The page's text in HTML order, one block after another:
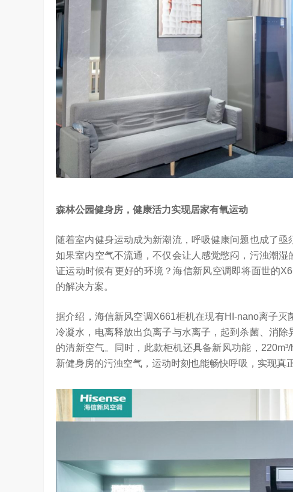
森林公园健身房，健康活力实现居家有氧运动
随着室内健身运动成为新潮流，呼吸健康问题也成了
如果室内空气不流通，不仅会让人感觉憋闷，污浊潮
证运动时候有更好的环境？海信新风空调即将面世的
的解决方案。
据介绍，海信新风空调X661柜机在现有HI-nano离子
冷凝水，电离释放出负离子与水离子，起到杀菌、消
的清新空气。同时，此款柜机还具备新风功能，
新健身房的污浊空气，运动时刻也能畅快呼吸，实现真